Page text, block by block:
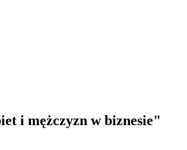
i mężczyzn w biznesie"